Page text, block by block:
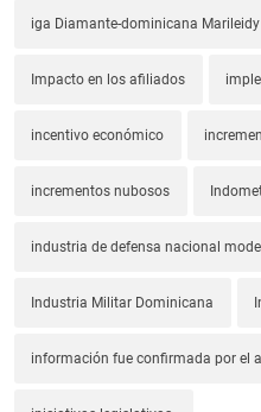
iga Diamante-dominicana
Impacto en los afiliados
incentivo económico
incrementos nubosos
industria de defensa nacional
Industria Militar Dominicana
información fue confirmada por el